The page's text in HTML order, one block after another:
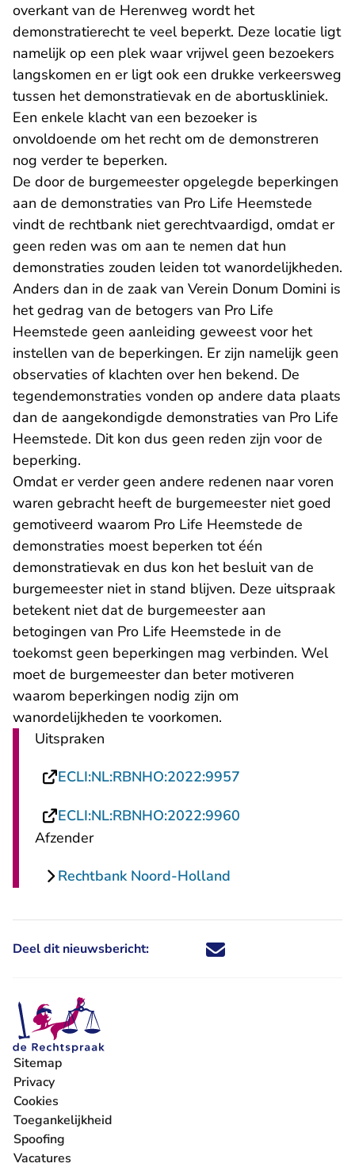
overkant van de Herenweg wordt het
demonstratierecht te veel beperkt. Deze locatie ligt
namelijk op een plek waar vrijwel geen bezoekers
langskomen en er ligt ook een drukke verkeersweg
tussen het demonstratievak en de abortuskliniek.
Een enkele klacht van een bezoeker is
onvoldoende om het recht om de demonstreren
nog verder te beperken.
De door de burgemeester opgelegde beperkingen
aan de demonstraties van Pro Life Heemstede
vindt de rechtbank niet gerechtvaardigd, omdat er
geen reden was om aan te nemen dat hun
demonstraties zouden leiden tot wanordelijkheden.
Anders dan in de zaak van Verein Donum Domini is
het gedrag van de betogers van Pro Life
Heemstede geen aanleiding geweest voor het
instellen van de beperkingen. Er zijn namelijk geen
observaties of klachten over hen bekend. De
tegendemonstraties vonden op andere data plaats
dan de aangekondigde demonstraties van Pro Life
Heemstede. Dit kon dus geen reden zijn voor de
beperking.
Omdat er verder geen andere redenen naar voren
waren gebracht heeft de burgemeester niet goed
gemotiveerd waarom Pro Life Heemstede de
demonstraties moest beperken tot één
demonstratievak en dus kon het besluit van de
burgemeester niet in stand blijven. Deze uitspraak
betekent niet dat de burgemeester aan
betogingen van Pro Life Heemstede in de
toekomst geen beperkingen mag verbinden. Wel
moet de burgemeester dan beter motiveren
waarom beperkingen nodig zijn om
wanordelijkheden te voorkomen.
Uitspraken
ECLI:NL:RBNHO:2022:9957
ECLI:NL:RBNHO:2022:9960
Afzender
Rechtbank Noord-Holland
Deel dit nieuwsbericht: Deel dit nieuwsbericht via X -
Deel dit nieuwsbericht via
Deel dit nieuwsbericht
Deel dit
Sitemap
Privacy
Cookies
Toegankelijkheid
Spoofing
Vacatures
- U verlaat Rechtspraak.nl